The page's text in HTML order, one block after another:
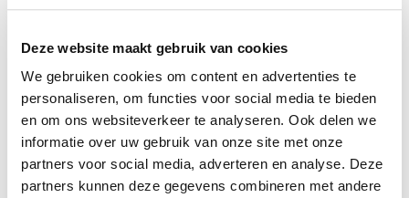
Deze website maakt gebruik van cookies
We gebruiken cookies om content en advertenties te
personaliseren, om functies voor social media te bieden
en om ons websiteverkeer te analyseren. Ook delen we
informatie over uw gebruik van onze site met onze
partners voor social media, adverteren en analyse. Deze
partners kunnen deze gegevens combineren met andere